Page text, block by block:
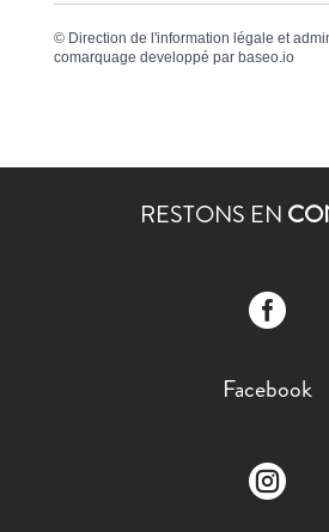
© Direction de l'information légale et
comarquage developpé par baseo.io
RESTONS EN

Facebook
